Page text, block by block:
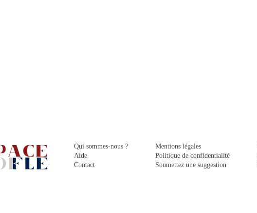
Qui sommes-nous ?
Aide
Contact
Mentions légales
Politique de confidentialité
Soumettez une suggestion